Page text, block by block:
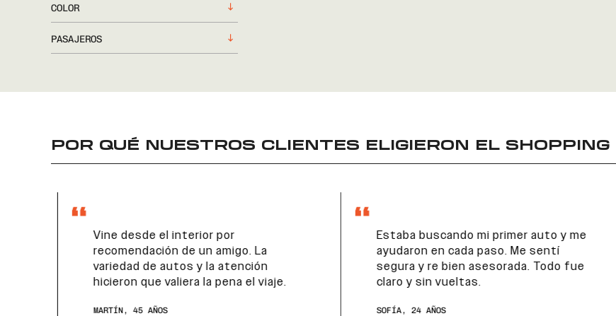
COLOR
PASAJEROS
POR QUÉ NUESTROS CLIENTES ELIGIERON EL SHOPPING
Vine desde el interior por
recomendación de un amigo. La
variedad de autos y la atención
hicieron que valiera la pena el viaje.
MARTÍN, 45 AÑOS
Estaba buscando mi primer auto y me
ayudaron en cada paso. Me sentí
segura y re bien asesorada. Todo fue
claro y sin vueltas.
SOFÍA, 24 AÑOS